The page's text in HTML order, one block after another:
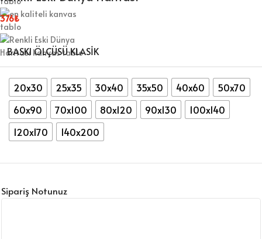
376₺
BASKI ÖLÇÜSÜ KLASIK
20x30 25x35 30x40 35x50 40x60
50x70
60x90
70x100 80x120 90x130
100x140
120x170
140x200
Sipariş Notunuz